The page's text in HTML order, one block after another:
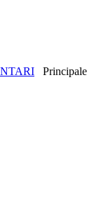
Principale